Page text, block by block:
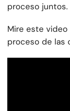
proceso juntos.
Mire este
proceso de las